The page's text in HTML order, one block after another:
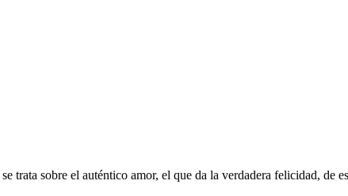
trata sobre el auténtico amor, el que da la verdadera felicidad, de